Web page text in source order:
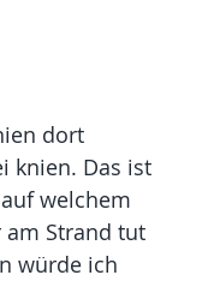
dort
knien. Das ist
welchem
am Strand tut
würde ich